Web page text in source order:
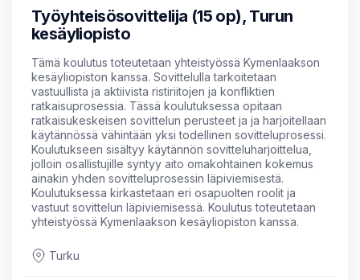
Työyhteisösovittelija (15 op), Turun
kesäyliopisto
Tämä koulutus toteutetaan yhteistyössä Kymenlaakson
kesäyliopiston kanssa. Sovittelulla tarkoitetaan
vastuullista ja aktiivista ristiriitojen ja konfliktien
ratkaisuprosessia. Tässä koulutuksessa opitaan
ratkaisukeskeisen sovittelun perusteet ja ja harjoitellaan
käytännössä vähintään yksi todellinen sovitteluprosessi.
Koulutukseen sisältyy käytännön sovitteluharjoittelua,
jolloin osallistujille syntyy aito omakohtainen kokemus
ainakin yhden sovitteluprosessin läpiviemisestä.
Koulutuksessa kirkastetaan eri osapuolten roolit ja
vastuut sovittelun läpiviemisessä. Koulutus toteutetaan
yhteistyössä Kymenlaakson kesäyliopiston kanssa.
Turku